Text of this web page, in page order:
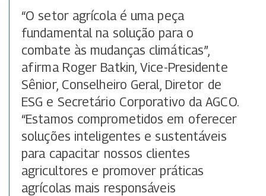
“O setor agrícola é uma peça
fundamental na solução para o
combate às mudanças climáticas”,
afirma Roger Batkin, Vice-Presidente
Sênior, Conselheiro Geral, Diretor de
ESG e Secretário Corporativo da AGCO.
“Estamos comprometidos em oferecer
soluções inteligentes e sustentáveis
para capacitar nossos clientes
agricultores e promover práticas
agrícolas mais responsáveis